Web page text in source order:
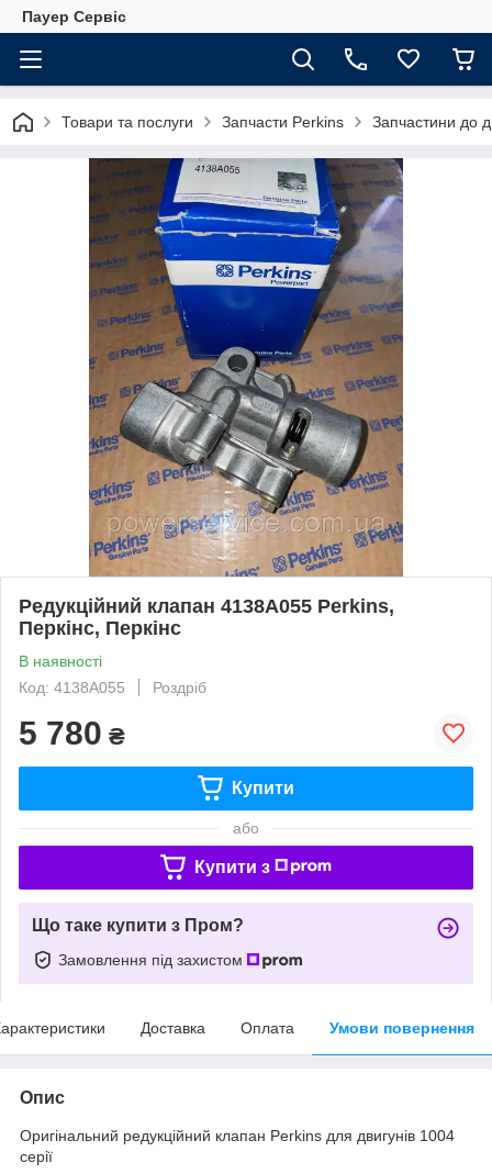
Пауер Сервіс
Товари та послуги Запчасти Perkins Запчастини до
Редукційний клапан 4138A055 Perkins,
Перкінс, Перкінс
В наявності
Код: 4138A055
Роздріб
5 780 ₴
Купити
або
Купити з
Що таке купити з Пром?
Замовлення під захистом
Доставка Оплата Умови повернення
Опис
Оригінальний редукційний клапан Perkins для двигунів 1004
серії